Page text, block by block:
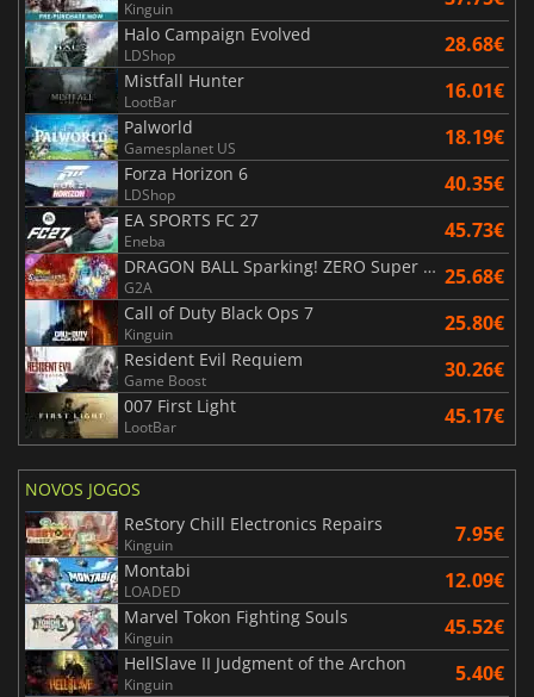
Kinguin
Halo Campaign Evolved
LDShop 28.68€
Mistfall Hunter
LootBar 16.01€
Palworld
Gamesplanet US 18.19€
Forza Horizon 6
LDShop 40.35€
EA SPORTS FC 27
Eneba 45.73€
DRAGON BALL Sparking! ZERO Super Limit Breaking NEO
G2A 25.68€
Call of Duty Black Ops 7
Kinguin 25.80€
Resident Evil Requiem
Game Boost 30.26€
007 First Light
LootBar 45.17€
NOVOS JOGOS
ReStory Chill Electronics Repairs
Kinguin 7.95€
Montabi
LOADED 12.09€
Marvel Tokon Fighting Souls
Kinguin 45.52€
HellSlave II Judgment of the Archon
Kinguin 5.40€